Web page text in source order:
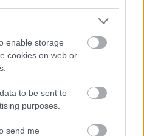
enable storage
cookies on web or
to be sent to
purposes.
send me
olisi onnistunut.”
Suomen
Oy